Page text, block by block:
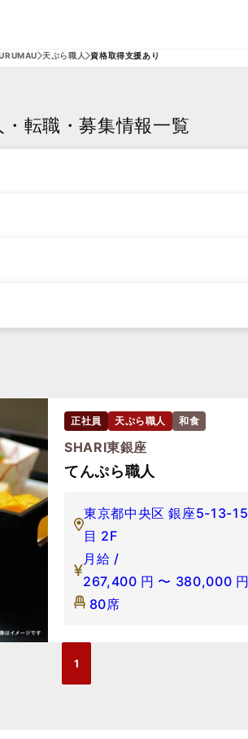
天ぷら職人 資格取得支援あり
・転職・募集情報一覧
正社員 天ぷら職人 和食
SHARI東銀座
てんぷら職人
東京都中央区 銀座5-13-
目 2F
月給 /
267,400 円 〜 380,000 円
80席
1